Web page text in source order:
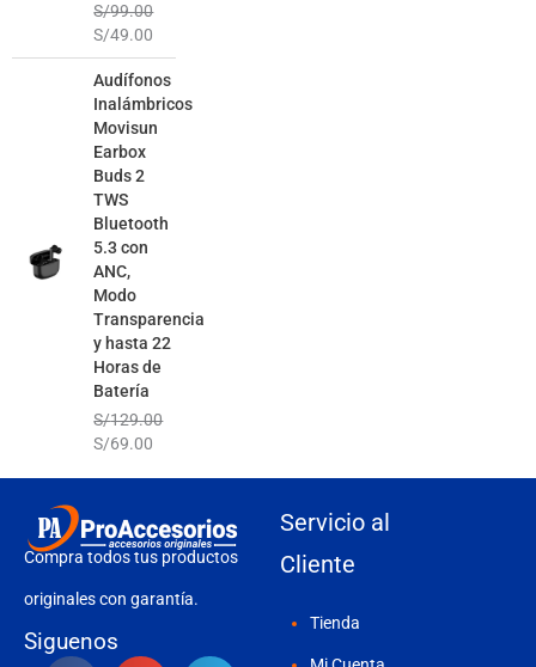
S/99.00
S/49.00
Audífonos
Inalámbricos
Movisun
Earbox
Buds 2
TWS
Bluetooth
5.3 con
ANC,
Modo
Transparencia
y hasta 22
Horas de
Batería
S/129.00
precio
original
era:
S/129.00.
S/69.00
precio
Compra todos tus productos
originales con garantía.
Siguenos
Servicio al
Cliente
Tienda